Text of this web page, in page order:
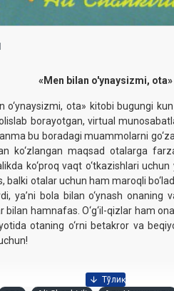
«Men bilan o'ynaysizmi, ota»
o‘ynaysizmi, ota» kitobi bugungi
borayotgan, virtual
bu boradagi muammolarni
ko‘zlangan maqsad otalarga
ko‘proq vaqt o‘tkazishlari
balki otalar uchun ham maroqli
yaʼni bola bilan o‘ynash onaning
hamnafas. O‘g‘il-qizlar ham
otaning o‘rni betakror va